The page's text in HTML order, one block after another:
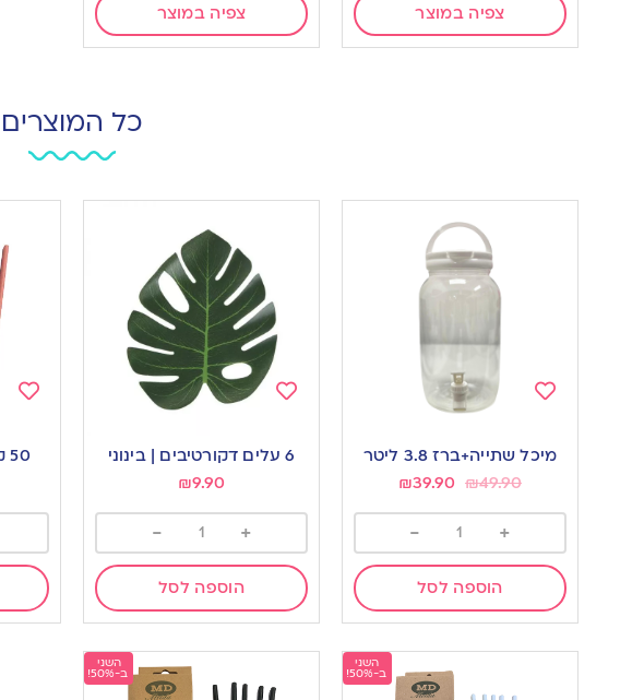
צפיה במוצר צפיה במוצר
כל המוצרים
to
מיכל שתייה+ברז 3.8 ליטר
₪49.90
₪39.90
+
-
הוספה לסל
to6 עלים דקורטיבים | בינוני
₪9.90
+
-
הוספה לסל
50 קשים מתכלים | ורוד
השני
ב-50%!
השני
ב-50%!